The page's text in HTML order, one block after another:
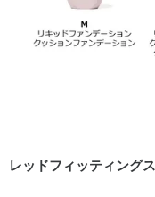
レッドフィッティング